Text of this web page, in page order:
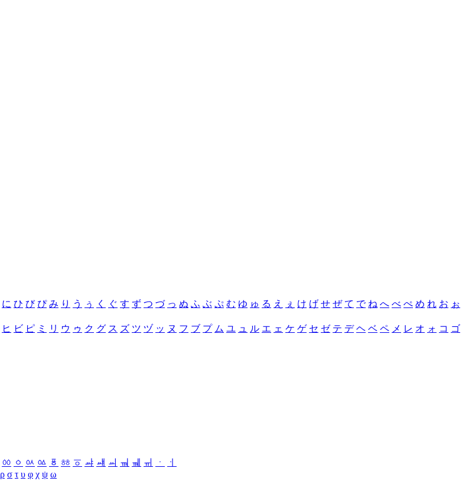
に ひ び ぴ み り う ぅ く ぐ す ず つ づ っ ぬ ふ ぶ ぷ む ゆ ゅ る え ぇ け げ せ ぜ て で ね へ べ ぺ め れ お ぉ
ヒ ビ ピ ミ リ ウ ゥ ク グ ス ズ ツ ヅ ッ ヌ フ ブ プ ム ユ ュ ル エ ェ ケ ゲ セ ゼ テ デ ヘ ベ ペ メ レ オ ォ コ ゴ
ㆀ ㆁ ㆂ ㆃ ㆄ ㆅ ㆆ ㆇ ㆈ ㆉ ㆊ ㆋ ㆌ ㆍ
ㆎ
ρ σ τ υ φ χ ψ ω